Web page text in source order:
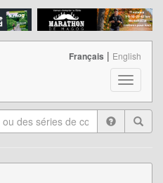
T
o
g
l
n
Français | English